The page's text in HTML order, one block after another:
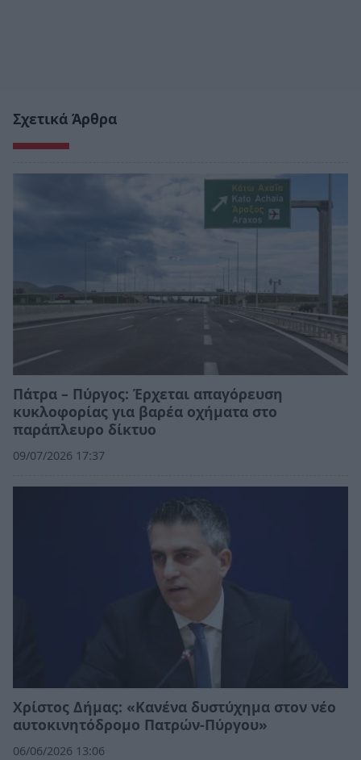
Σχετικά Άρθρα
Πάτρα – Πύργος: Έρχεται απαγόρευση
κυκλοφορίας για βαρέα οχήματα στο
παράπλευρο δίκτυο
09/07/2026 17:37
Χρίστος Δήμας: «Κανένα δυστύχημα στον νέο
αυτοκινητόδρομο Πατρών-Πύργου»
06/06/2026 13:06